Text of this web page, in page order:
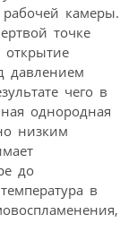
камеры.
точке
открытие
давлением
чего в
однородная
низким
до
в